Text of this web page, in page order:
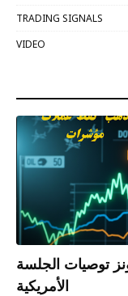
TRADING SIGNALS
VIDEO
توصيات الجلسة
الأمريكية